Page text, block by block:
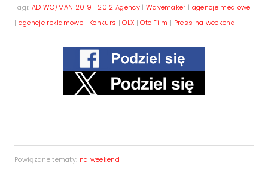
Tagi: AD WO/MAN 2019 | 2012 Agency| Wavemaker | agencje mediowe
| agencje reklamowe | Konkurs |OLX |Oto Film | Press na weekend
Powiązane tematy: na weekend